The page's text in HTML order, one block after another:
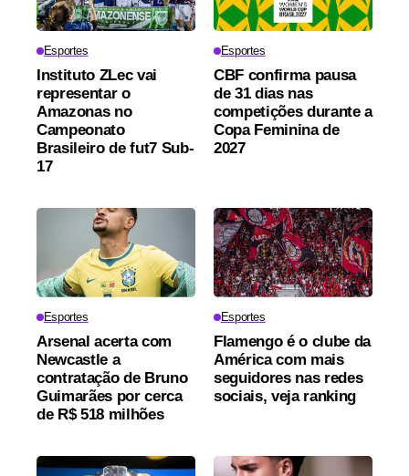
Esportes
Instituto ZLec vai
representar o
Amazonas no
Campeonato
Brasileiro de fut7 Sub-
17
Esportes
CBF confirma pausa
de 31 dias nas
competições durante a
Copa Feminina de
2027
Esportes
Arsenal acerta com
Newcastle a
contratação de Bruno
Guimarães por cerca
de R$ 518 milhões
Esportes
Flamengo é o clube da
América com mais
seguidores nas redes
sociais, veja ranking